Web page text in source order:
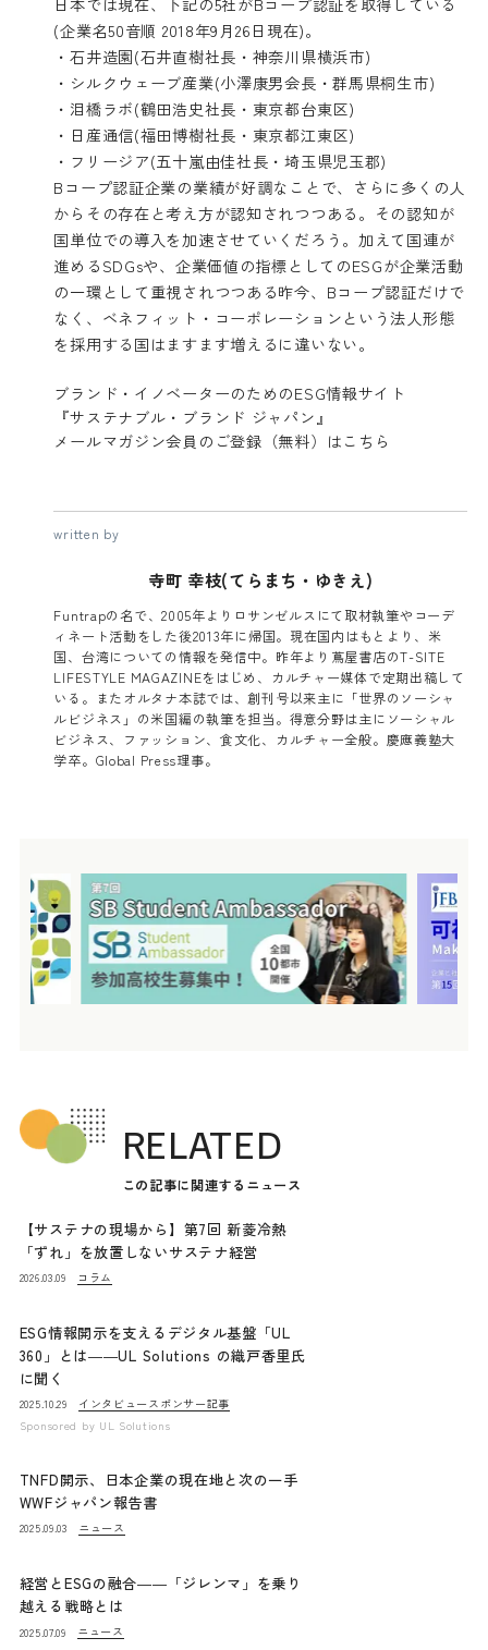
(企業名50音順 2018年9月26日現在)。
・石井造園(石井直樹社長・神奈川県横浜市)
・シルクウェーブ産業(小澤康男会長・群馬県桐生市)
・泪橋ラボ(鶴田浩史社長・東京都台東区)
・日産通信(福田博樹社長・東京都江東区)
・フリージア(五十嵐由佳社長・埼玉県児玉郡)
Bコープ認証企業の業績が好調なことで、さらに多くの人
からその存在と考え方が認知されつつある。その認知が
国単位での導入を加速させていくだろう。加えて国連が
進めるSDGsや、企業価値の指標としてのESGが企業活動
の一環として重視されつつある昨今、Bコープ認証だけで
なく、ベネフィット・コーポレーションという法人形態
を採用する国はますます増えるに違いない。
ブランド・イノベーターのためのESG情報サイト
『サステナブル・ブランド ジャパン』
メールマガジン会員のご登録（無料）はこちら
written by
寺町 幸枝(てらまち・ゆきえ)
Funtrapの名で、2005年よりロサンゼルスにて取材執筆やコーデ
ィネート活動をした後2013年に帰国。現在国内はもとより、米
国、台湾についての情報を発信中。昨年より蔦屋書店のT-SITE
LIFESTYLE MAGAZINEをはじめ、カルチャー媒体で定期出稿して
いる。またオルタナ本誌では、創刊号以来主に「世界のソーシャ
ルビジネス」の米国編の執筆を担当。得意分野は主にソーシャル
ビジネス、ファッション、食文化、カルチャー全般。慶應義塾大
学卒。Global Press理事。
RELATED
この記事に関連するニュース
【サステナの現場から】第7回 新菱冷熱
「ずれ」を放置しないサステナ経営
2026.03.09 コラム
ESG情報開示を支えるデジタル基盤「UL
360」とは――UL Solutions の織戸香里氏
に聞く
2025.10.29 インタビュー スポンサー記事
Sponsored by UL Solutions
TNFD開示、日本企業の現在地と次の一手
WWFジャパン報告書
2025.09.03 ニュース
経営とESGの融合――「ジレンマ」を乗り
越える戦略とは
2025.07.09 ニュース